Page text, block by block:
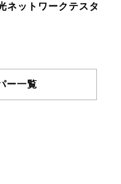
ネットワークテスタ
ー一覧